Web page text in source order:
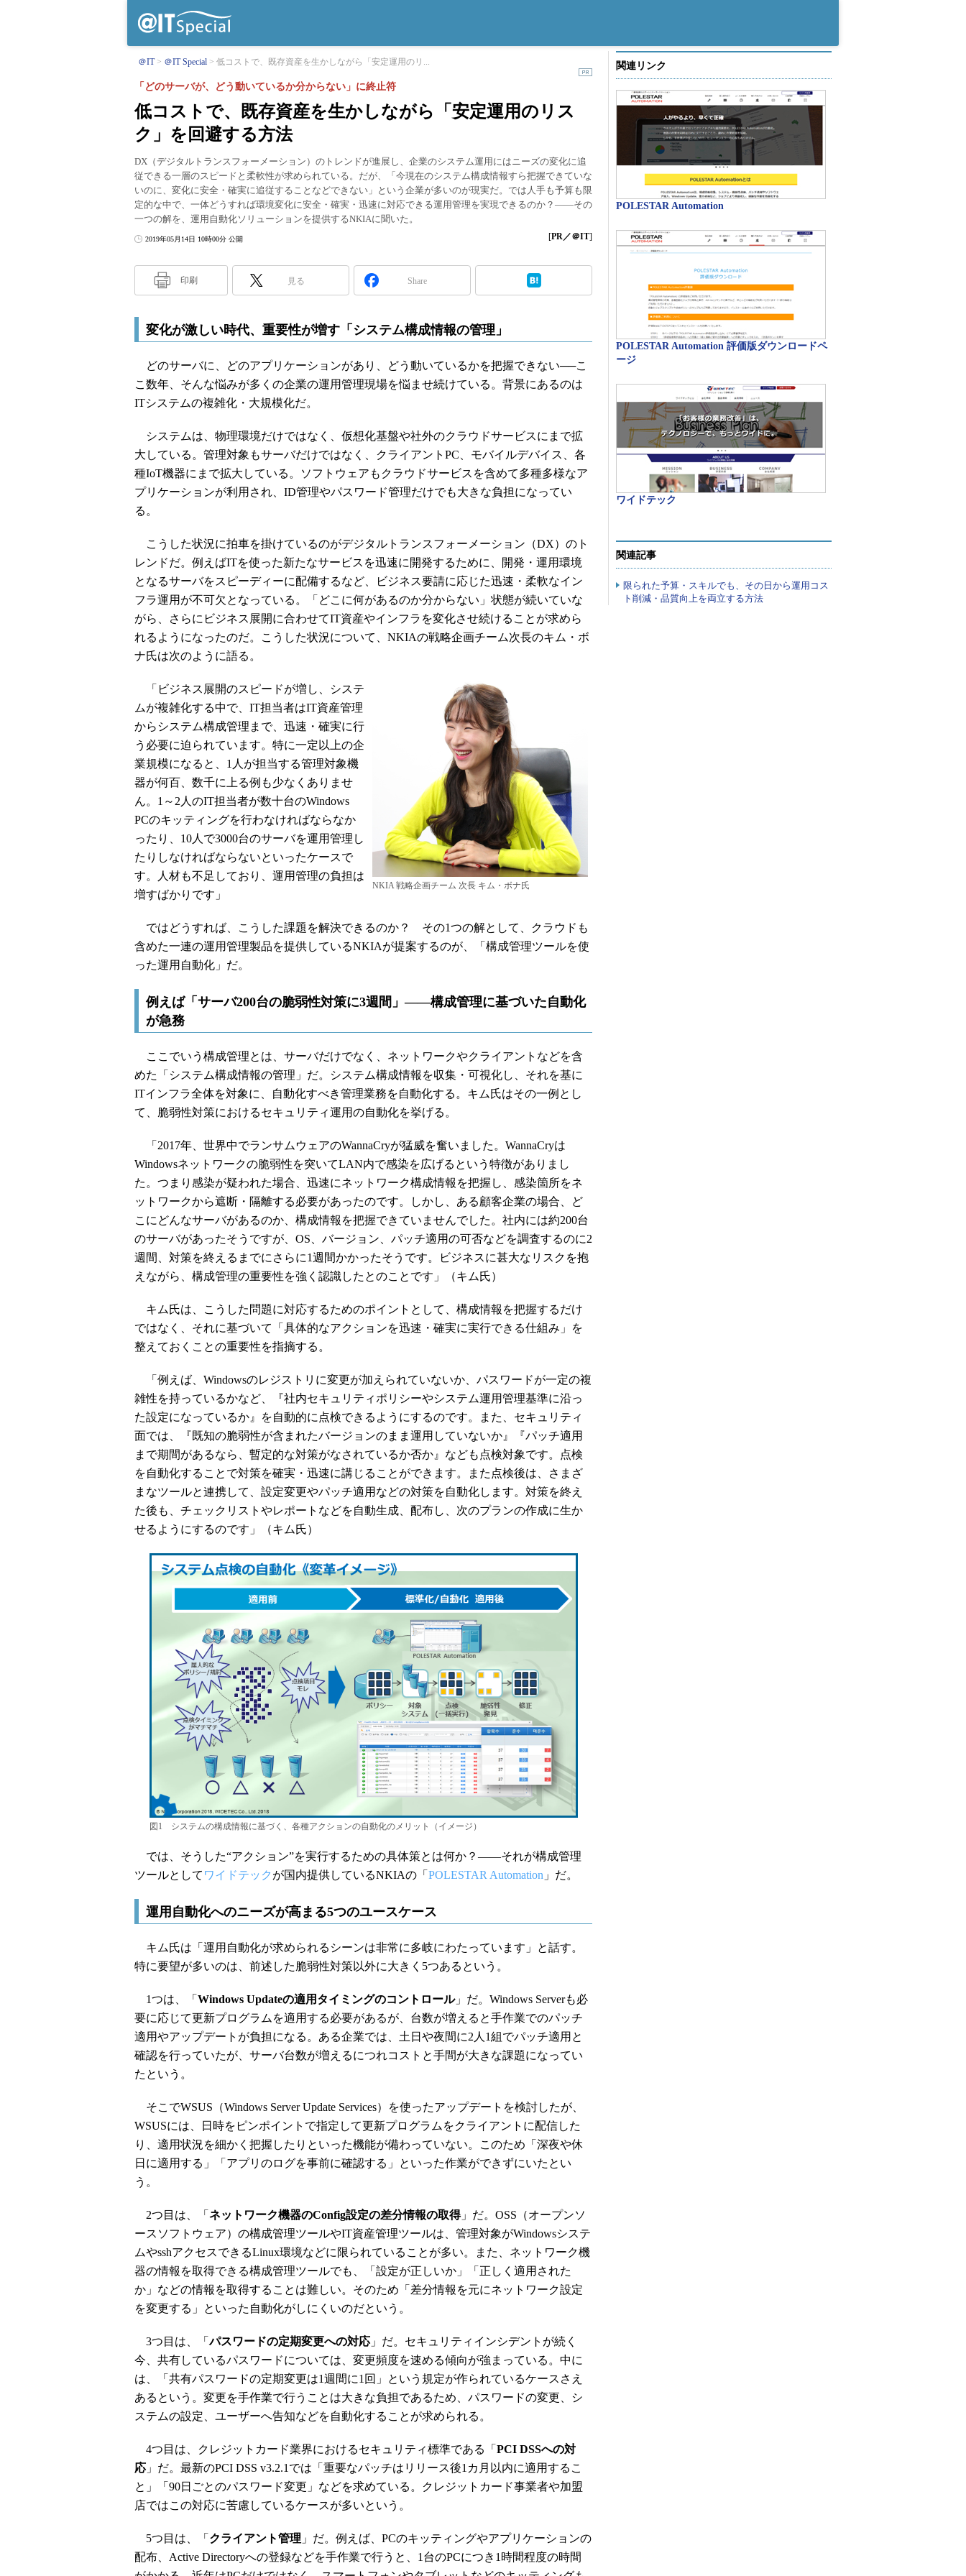
＠IT ＠IT Special 低コストで、既存資産を生かしながら「安定運用のリ...
低コストで、既存資産を生かしながら「安定運用のリス
ク」を回避する方法
「どのサーバが、どう動いているか分からない」に終止符
DX（デジタルトランスフォーメーション）のトレンドが進展し、企業のシステム運用にはニーズの変化に追
従できる一層のスピードと柔軟性が求められている。だが、「今現在のシステム構成情報すら把握できていな
いのに、変化に安全・確実に追従することなどできない」という企業が多いのが現実だ。では人手も予算も限
定的な中で、一体どうすれば環境変化に安全・確実・迅速に対応できる運用管理を実現できるのか？――その
一つの解を、運用自動化ソリューションを提供するNKIAに聞いた。
2019年05月14日 10時00分 公開 [PR／＠IT]
印刷 見る Share
変化が激しい時代、重要性が増す「システム構成情報の管理」
どのサーバに、どのアプリケーションがあり、どう動いているかを把握できない──こ
こ数年、そんな悩みが多くの企業の運用管理現場を悩ませ続けている。背景にあるのは
ITシステムの複雑化・大規模化だ。
システムは、物理環境だけではなく、仮想化基盤や社外のクラウドサービスにまで拡
大している。管理対象もサーバだけではなく、クライアントPC、モバイルデバイス、各
種IoT機器にまで拡大している。ソフトウェアもクラウドサービスを含めて多種多様なア
プリケーションが利用され、ID管理やパスワード管理だけでも大きな負担になってい
る。
こうした状況に拍車を掛けているのがデジタルトランスフォーメーション（DX）のト
レンドだ。例えばITを使った新たなサービスを迅速に開発するために、開発・運用環境
となるサーバをスピーディーに配備するなど、ビジネス要請に応じた迅速・柔軟なイン
フラ運用が不可欠となっている。「どこに何があるのか分からない」状態が続いていな
がら、さらにビジネス展開に合わせてIT資産やインフラを変化させ続けることが求めら
れるようになったのだ。こうした状況について、NKIAの戦略企画チーム次長のキム・ボ
ナ氏は次のように語る。
NKIA 戦略企画チーム 次長 キム・ボナ氏
「ビジネス展開のスピードが増し、システ
ムが複雑化する中で、IT担当者はIT資産管理
からシステム構成管理まで、迅速・確実に行
う必要に迫られています。特に一定以上の企
業規模になると、1人が担当する管理対象機
器が何百、数千に上る例も少なくありませ
ん。1～2人のIT担当者が数十台のWindows
PCのキッティングを行わなければならなか
ったり、10人で3000台のサーバを運用管理し
たりしなければならないといったケースで
す。人材も不足しており、運用管理の負担は
増すばかりです」
ではどうすれば、こうした課題を解決できるのか？ その1つの解として、クラウドも
含めた一連の運用管理製品を提供しているNKIAが提案するのが、「構成管理ツールを使
った運用自動化」だ。
例えば「サーバ200台の脆弱性対策に3週間」――構成管理に基づいた自動化
が急務
ここでいう構成管理とは、サーバだけでなく、ネットワークやクライアントなどを含
めた「システム構成情報の管理」だ。システム構成情報を収集・可視化し、それを基に
ITインフラ全体を対象に、自動化すべき管理業務を自動化する。キム氏はその一例とし
て、脆弱性対策におけるセキュリティ運用の自動化を挙げる。
「2017年、世界中でランサムウェアのWannaCryが猛威を奮いました。WannaCryは
Windowsネットワークの脆弱性を突いてLAN内で感染を広げるという特徴がありまし
た。つまり感染が疑われた場合、迅速にネットワーク構成情報を把握し、感染箇所をネ
ットワークから遮断・隔離する必要があったのです。しかし、ある顧客企業の場合、ど
こにどんなサーバがあるのか、構成情報を把握できていませんでした。社内には約200台
のサーバがあったそうですが、OS、バージョン、パッチ適用の可否などを調査するのに2
週間、対策を終えるまでにさらに1週間かかったそうです。ビジネスに甚大なリスクを抱
えながら、構成管理の重要性を強く認識したとのことです」（キム氏）
キム氏は、こうした問題に対応するためのポイントとして、構成情報を把握するだけ
ではなく、それに基づいて「具体的なアクションを迅速・確実に実行できる仕組み」を
整えておくことの重要性を指摘する。
「例えば、Windowsのレジストリに変更が加えられていないか、パスワードが一定の複
雑性を持っているかなど、『社内セキュリティポリシーやシステム運用管理基準に沿っ
た設定になっているか』を自動的に点検できるようにするのです。また、セキュリティ
面では、『既知の脆弱性が含まれたバージョンのまま運用していないか』『パッチ適用
まで期間があるなら、暫定的な対策がなされているか否か』なども点検対象です。点検
を自動化することで対策を確実・迅速に講じることができます。また点検後は、さまざ
まなツールと連携して、設定変更やパッチ適用などの対策を自動化します。対策を終え
た後も、チェックリストやレポートなどを自動生成、配布し、次のプランの作成に生か
せるようにするのです」（キム氏）
図1 システムの構成情報に基づく、各種アクションの自動化のメリット（イメージ）
では、そうした“アクション”を実行するための具体策とは何か？――それが構成管理
ツールとして ワイドテック が国内提供しているNKIAの「 POLESTAR Automation 」だ。
運用自動化へのニーズが高まる5つのユースケース
キム氏は「運用自動化が求められるシーンは非常に多岐にわたっています」と話す。
特に要望が多いのは、前述した脆弱性対策以外に大きく5つあるという。
1つは、「 Windows Updateの適用タイミングのコントロール」だ。Windows Serverも必
要に応じて更新プログラムを適用する必要があるが、台数が増えると手作業でのパッチ
適用やアップデートが負担になる。ある企業では、土日や夜間に2人1組でパッチ適用と
確認を行っていたが、サーバ台数が増えるにつれコストと手間が大きな課題になってい
たという。
そこでWSUS（Windows Server Update Services）を使ったアップデートを検討したが、
WSUSには、日時をピンポイントで指定して更新プログラムをクライアントに配信した
り、適用状況を細かく把握したりといった機能が備わっていない。このため「深夜や休
日に適用する」「アプリのログを事前に確認する」といった作業ができずにいたとい
う。
2つ目は、「 ネットワーク機器のConfig設定の差分情報の取得」だ。OSS（オープンソ
ースソフトウェア）の構成管理ツールやIT資産管理ツールは、管理対象がWindowsシステ
ムやsshアクセスできるLinux環境などに限られていることが多い。また、ネットワーク機
器の情報を取得できる構成管理ツールでも、「設定が正しいか」「正しく適用された
か」などの情報を取得することは難しい。そのため「差分情報を元にネットワーク設定
を変更する」といった自動化がしにくいのだという。
3つ目は、「パスワードの定期変更への対応 」だ。セキュリティインシデントが続く
今、共有しているパスワードについては、変更頻度を速める傾向が強まっている。中に
は、「共有パスワードの定期変更は1週間に1回」という規定が作られているケースさえ
あるという。変更を手作業で行うことは大きな負担であるため、パスワードの変更、シ
ステムの設定、ユーザーへ告知などを自動化することが求められる。
4つ目は、クレジットカード業界におけるセキュリティ標準である「 PCI DSSへの対
応 」だ。最新のPCI DSS v3.2.1では「重要なパッチはリリース後1カ月以内に適用するこ
と」「90日ごとのパスワード変更」などを求めている。クレジットカード事業者や加盟
店ではこの対応に苦慮しているケースが多いという。
5つ目は、「 クライアント管理 」だ。例えば、PCのキッティングやアプリケーションの
配布、Active Directoryへの登録などを手作業で行うと、1台のPCにつき1時間程度の時間
関連リンク
POLESTAR Automation
POLESTAR Automation 評価版ダウンロードペ
ージ
ワイドテック
関連記事
限られた予算・スキルでも、その日から運用コス
ト削減・品質向上を両立する方法